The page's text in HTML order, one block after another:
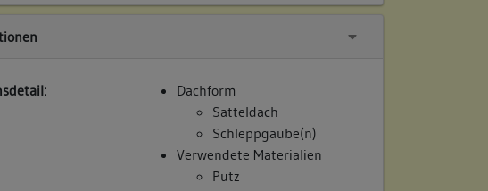
Dachform
Satteldach
Schleppgaube(n)
Verwendete Materialien
Putz